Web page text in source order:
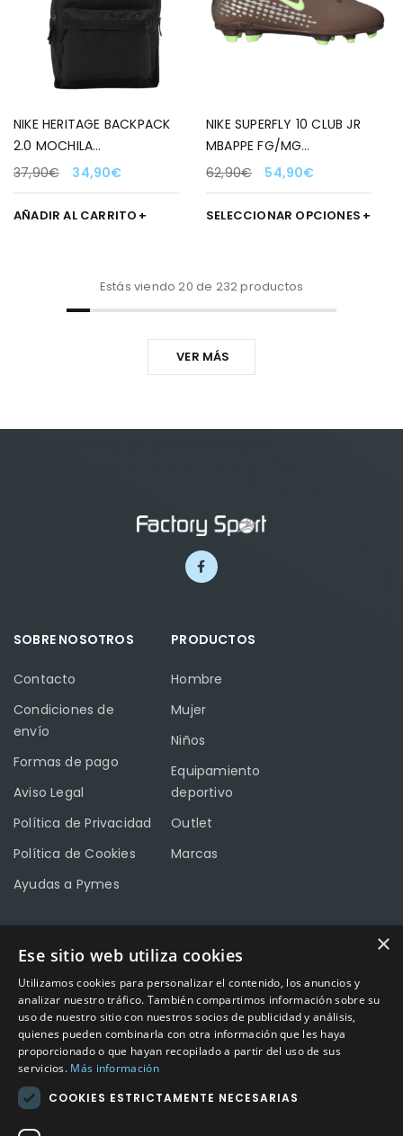
NIKE HERITAGE BACKPACK
2.0 MOCHILA
NEGRO/BLANCO
37,90€ 34,90€
AÑADIR AL CARRITO
NIKE SUPERFLY 10 CLUB JR
MBAPPE FG/MG
MARRON/LIMA/PLATA 200
PARA NIÑO
62,90€ 54,90€
SELECCIONAR OPCIONES
Estás viendo 20 de 232 productos
VER MÁS
SOBRE NOSOTROS
Contacto
Condiciones de
envío
Formas de pago
Aviso Legal
Política de Privacidad
Política de Cookies
Ayudas a Pymes
PRODUCTOS
Hombre
Mujer
Niños
Equipamiento
deportivo
Outlet
Marcas
CONTACTO
Calle Méndez Núñez nº3 – Fuente Palmera 14120 Córdoba
Teléfono957 04 96 57
Emailinfo@factory-sport.es
HORARIO COMERCIAL
Lunes a viernes
×
Ese sitio web utiliza cookies
Utilizamos cookies para personalizar el contenido, los anuncios y
analizar nuestro tráfico. También compartimos información sobre su
uso de nuestro sitio con nuestros socios de publicidad y análisis,
quienes pueden combinarla con otra información que les haya
proporcionado o que hayan recopilado a partir del uso de sus
servicios. Más información
COOKIES ESTRICTAMENTE NECESARIAS